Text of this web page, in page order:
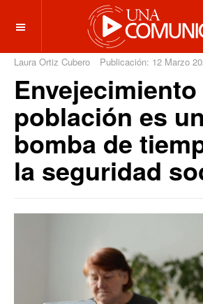
OFF CANVAS
Laura Ortiz Cubero Publicación: 12 Marzo
población es
bomba de
la seguridad